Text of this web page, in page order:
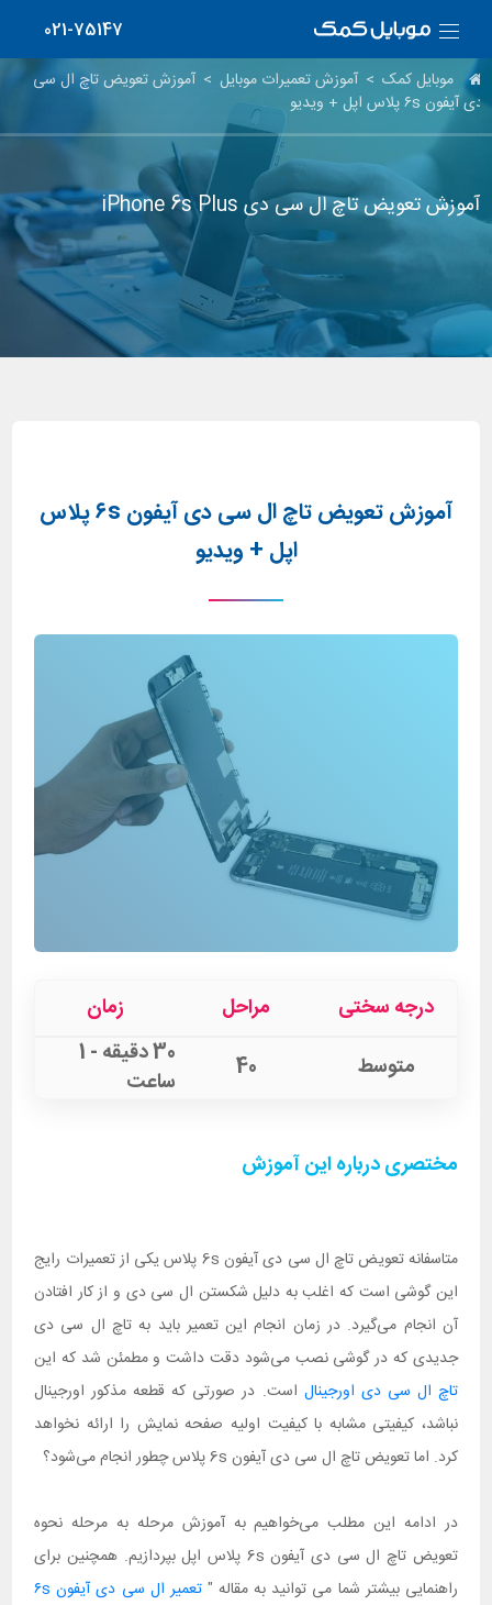
021-75147
موبایل کمک > آموزش تعمیرات موبایل > آموزش تعویض تاچ ال سی
دی آیفون ۶s پلاس اپل + ویدیو
آموزش تعویض تاچ ال سی دی iPhone 6s Plus
آموزش تعویض تاچ ال سی دی آیفون ۶s پلاس
اپل + ویدیو
درجه سختی مراحل
زمان
متوسط
40
30 دقیقه - 1
ساعت
مختصری درباره این آموزش
متاسفانه تعویض تاچ ال سی دی آیفون 6s پلاس یکی از تعمیرات رایج
این گوشی است که اغلب به دلیل شکستن ال سی دی و از کار افتادن
آن انجام می‌گیرد. در زمان انجام این تعمیر باید به تاچ ال سی دی
جدیدی که در گوشی نصب می‌شود دقت داشت و مطمئن شد که این
تاچ ال سی دی اورجینال است. در صورتی که قطعه مذکور اورجینال
نباشد، کیفیتی مشابه با کیفیت اولیه صفحه نمایش را ارائه نخواهد
کرد. اما تعویض تاچ ال سی دی آیفون 6s پلاس چطور انجام می‌شود؟
در ادامه این مطلب می‌خواهیم به آموزش مرحله به مرحله نحوه
تعویض تاچ ال سی دی آیفون 6s پلاس اپل بپردازیم. همچنین برای
راهنمایی بیشتر شما می توانید به مقاله "
تعمیر ال سی دی آیفون ۶s